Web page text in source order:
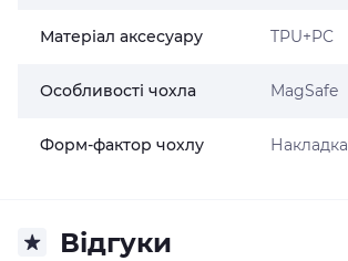
Матеріал аксесуару TPU+PC
Особливості чохла MagSafe
Форм-фактор чохлу Накладка
Відгуки